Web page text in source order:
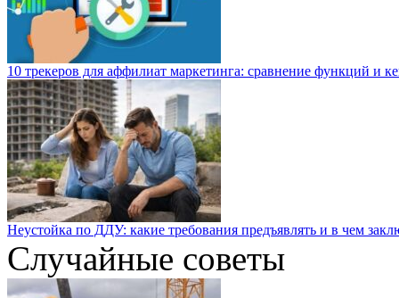
10 трекеров для аффилиат маркетинга: сравнение функций и
Неустойка по ДДУ: какие требования предъявлять и в чем
Случайные советы